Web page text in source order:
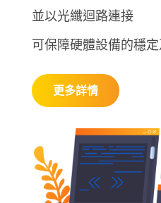
並以光纖迴路連接
可保障硬體設備的穩
更多詳情